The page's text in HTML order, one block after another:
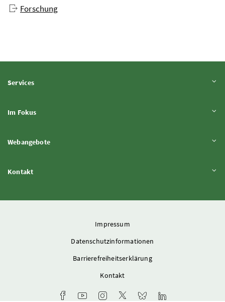
Forschung
ServicesInhalt aufklappen
Im FokusInhalt aufklappen
WebangeboteInhalt aufklappen
KontaktInhalt aufklappen
Impressum
Datenschutzinformationen
Barrierefreiheitserklärung
Kontakt
Facebook-Kanal des Ministeriums
Youtube-Kanal des Bundesministeriums
Instagram-Auftritt des Ministeriums
X-Account des Ministeriums
Bluesky-Account des